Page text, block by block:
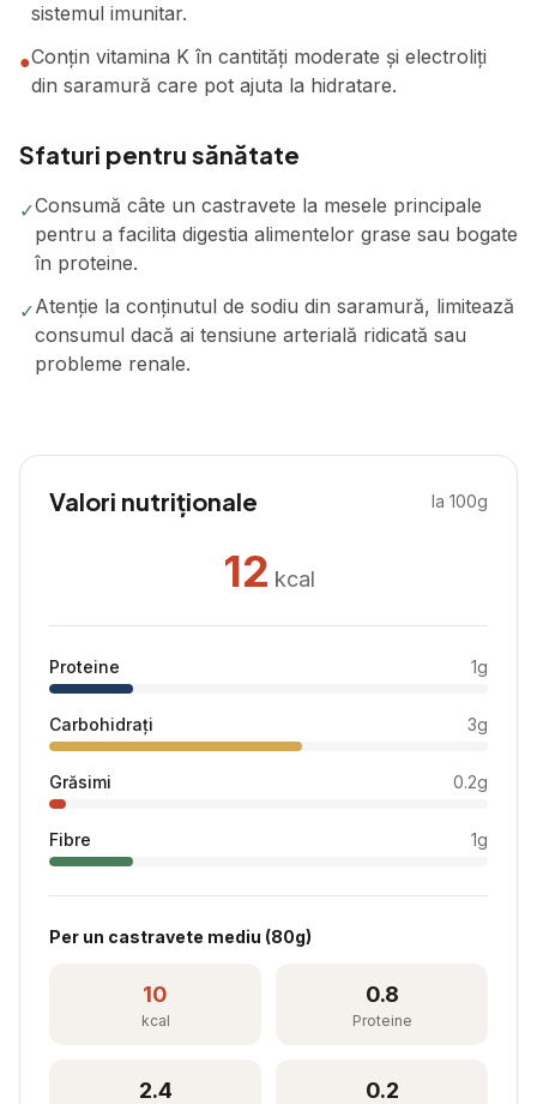
sistemul imunitar.
●Conțin vitamina K în cantități moderate și electroliți
din saramură care pot ajuta la hidratare.
Sfaturi pentru sănătate
✓Consumă câte un castravete la mesele principale
pentru a facilita digestia alimentelor grase sau bogate
în proteine.
✓Atenție la conținutul de sodiu din saramură, limitează
consumul dacă ai tensiune arterială ridicată sau
probleme renale.
Valori nutriționale la 100g
12 kcal
Proteine 1g
Carbohidrați 3g
Grăsimi 0.2g
Fibre 1g
Per un castravete mediu (80g)
10
kcal
0.8
Proteine
2.4 0.2